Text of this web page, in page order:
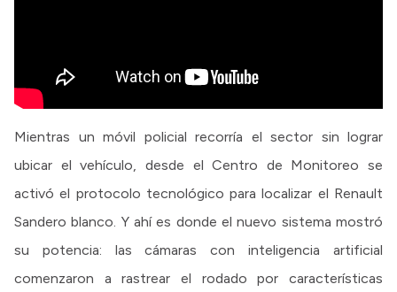
Mientras un móvil policial recorría el sector sin lograr
ubicar el vehículo, desde el Centro de Monitoreo se
activó el protocolo tecnológico para localizar el Renault
Sandero blanco. Y ahí es donde el nuevo sistema mostró
su potencia: las cámaras con inteligencia artificial
comenzaron a rastrear el rodado por características